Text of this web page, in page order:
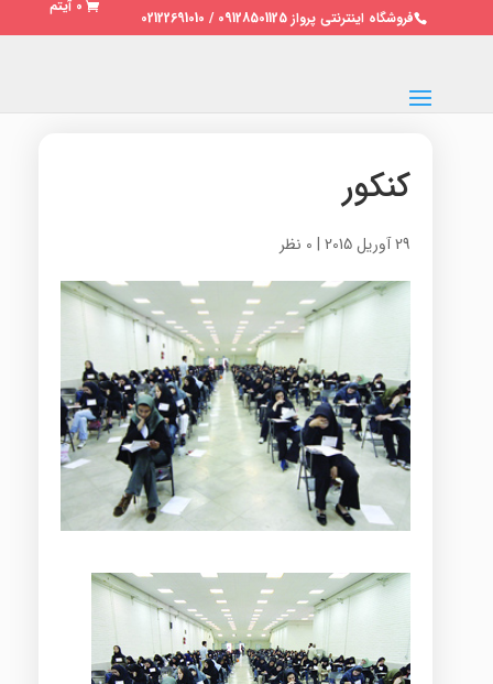
فروشگاه اینترنتی پرواز 09128501125 / 02122691010
0 آیتم
کنکور
29 آوریل 2015 | 0 نظر